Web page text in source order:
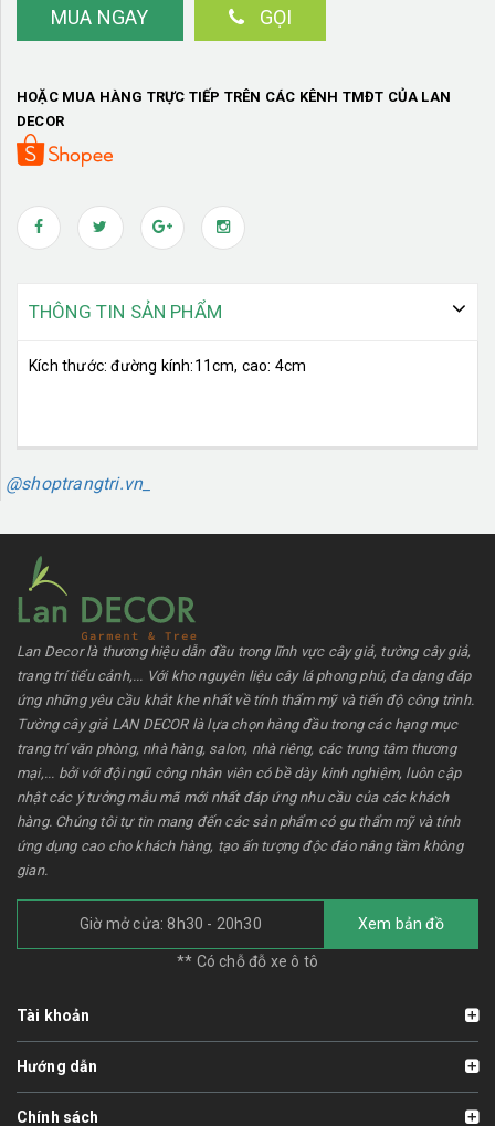
MUA NGAY GỌI
HOẶC MUA HÀNG TRỰC TIẾP TRÊN CÁC KÊNH TMĐT CỦA LAN
DECOR
THÔNG TIN SẢN PHẨM
Kích thước: đường kính:11cm, cao: 4cm
@shoptrangtri.vn_
Lan Decor là thương hiệu dẫn đầu trong lĩnh vực cây giả, tường cây giả,
trang trí tiểu cảnh,... Với kho nguyên liệu cây lá phong phú, đa dạng đáp
ứng những yêu cầu khắt khe nhất về tính thẩm mỹ và tiến độ công trình.
Tường cây giả LAN DECOR là lựa chọn hàng đầu trong các hạng mục
trang trí văn phòng, nhà hàng, salon, nhà riêng, các trung tâm thương
mại,... bởi với đội ngũ công nhân viên có bề dày kinh nghiệm, luôn cập
nhật các ý tưởng mẫu mã mới nhất đáp ứng nhu cầu của các khách
hàng. Chúng tôi tự tin mang đến các sản phẩm có gu thẩm mỹ và tính
ứng dụng cao cho khách hàng, tạo ấn tượng độc đáo nâng tầm không
gian.
Giờ mở cửa: 8h30 - 20h30 Xem bản đồ
** Có chỗ đỗ xe ô tô
Tài khoản
Hướng dẫn
Chính sách